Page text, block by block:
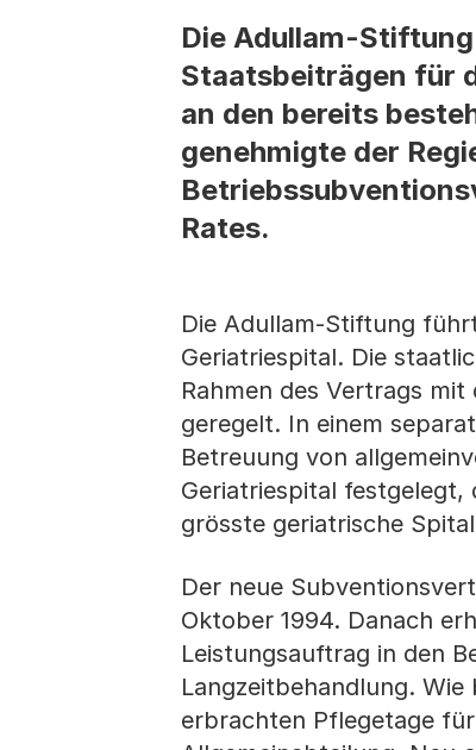
Die Adullam-
Staatsbeiträgen für
an den bereits
genehmigte der
Rates.
Die Adullam-Stiftung
Geriatriespital. Die
Rahmen des Vertrags
geregelt. In einem
Betreuung von
Geriatriespital festgelegt,
grösste geriatrische
Der neue
Oktober 1994. Danach
Leistungsauftrag in den
Langzeitbehandlung.
erbrachten Pflegetage